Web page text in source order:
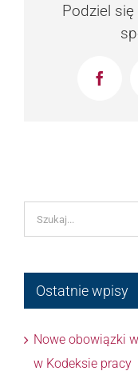
Podziel
Szukaj
Ostatnie wpisy
Nowe obowiązki
w Kodeksie pracy